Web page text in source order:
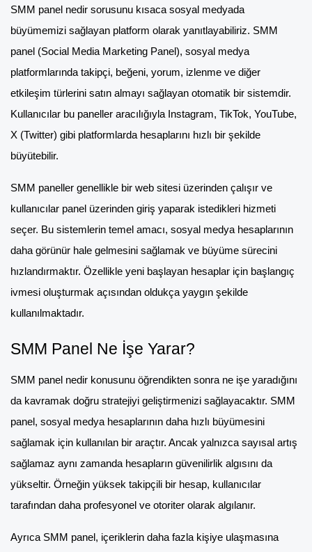
SMM panel nedir sorusunu kısaca sosyal medyada
büyümemizi sağlayan platform olarak yanıtlayabiliriz. SMM
panel (Social Media Marketing Panel), sosyal medya
platformlarında takipçi, beğeni, yorum, izlenme ve diğer
etkileşim türlerini satın almayı sağlayan otomatik bir sistemdir.
Kullanıcılar bu paneller aracılığıyla Instagram, TikTok, YouTube,
X (Twitter) gibi platformlarda hesaplarını hızlı bir şekilde
büyütebilir.
SMM paneller genellikle bir web sitesi üzerinden çalışır ve
kullanıcılar panel üzerinden giriş yaparak istedikleri hizmeti
seçer. Bu sistemlerin temel amacı, sosyal medya hesaplarının
daha görünür hale gelmesini sağlamak ve büyüme sürecini
hızlandırmaktır. Özellikle yeni başlayan hesaplar için başlangıç
ivmesi oluşturmak açısından oldukça yaygın şekilde
kullanılmaktadır.
SMM Panel Ne İşe Yarar?
SMM panel nedir konusunu öğrendikten sonra ne işe yaradığını
da kavramak doğru stratejiyi geliştirmenizi sağlayacaktır. SMM
panel, sosyal medya hesaplarının daha hızlı büyümesini
sağlamak için kullanılan bir araçtır. Ancak yalnızca sayısal artış
sağlamaz aynı zamanda hesapların güvenilirlik algısını da
yükseltir. Örneğin yüksek takipçili bir hesap, kullanıcılar
tarafından daha profesyonel ve otoriter olarak algılanır.
Ayrıca SMM panel, içeriklerin daha fazla kişiye ulaşmasına